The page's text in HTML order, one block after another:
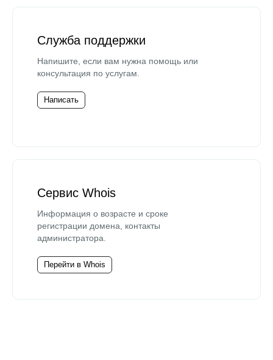
Служба поддержки
Напишите, если вам нужна помощь или
консультация по услугам.
Написать
Сервис Whois
Информация о возрасте и сроке
регистрации домена, контакты
администратора.
Перейти в Whois